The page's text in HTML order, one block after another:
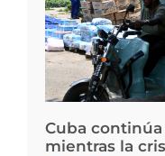
Cuba
mientras la